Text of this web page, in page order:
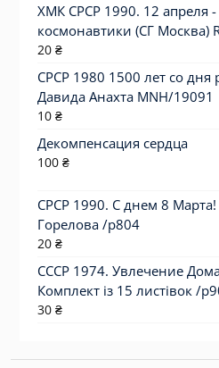
ХМК СРСР 1990. 12 апреля
космонавтики (СГ Москва)
20 ₴
СРСР 1980 1500 лет со дня
Давида Анахта MNH/19091
10 ₴
Декомпенсация сердца
100 ₴
СРСР 1990. С днем 8
Горелова /р804
20 ₴
СССР 1974. Увлечение
Комплект із 15 листівок /
30 ₴